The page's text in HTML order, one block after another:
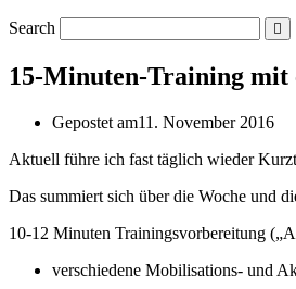
Search
15-Minuten-Training mit
Gepostet am11. November 2016
Aktuell führe ich fast täglich wieder
Das summiert sich über die Woche und
10-12 Minuten Trainingsvorbereitung
verschiedene Mobilisations- und